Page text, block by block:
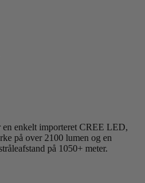
enkelt importeret CREE LED,
på over 2100 lumen og en
på 1050+ meter.